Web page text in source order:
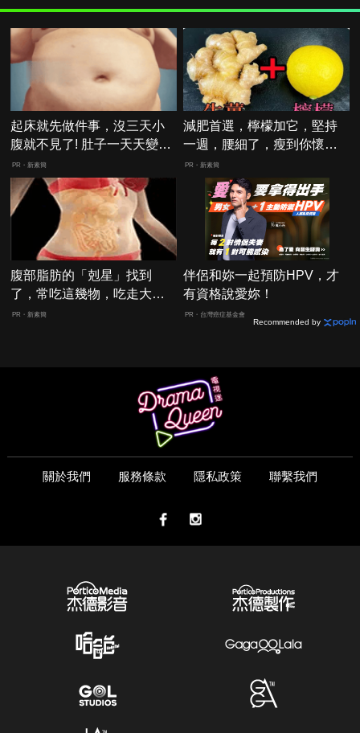
起床就先做件事，沒三天小
腹就不見了! 肚子一天天變
小！
PR・新素簡
減肥首選，檸檬加它，堅持
一週，腰細了，瘦到你懷疑
人生
PR・新素簡
腹部脂肪的「剋星」找到
了，常吃這幾物，吃走大肚
囊，瘦出小蠻腰
PR・新素簡
伴侶和妳一起預防HPV，才
有資格說愛妳！
PR・台灣癌症基金會
Recommended by
關於我們 服務條款 隱私政策 聯繫我們